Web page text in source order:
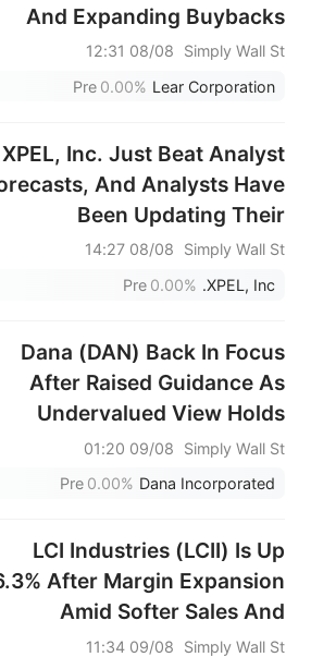
And Expanding Buybacks
And Shelf Plans – Has The
Bull Case Changed?
Simply Wall St
08/08 12:31
Lear Corporation
0.00%
Pre
XPEL, Inc. Just Beat Analyst
And Analysts Have
Been Updating Their
Predictions
Simply Wall St
08/08 14:27
XPEL, Inc.
0.00%
Pre
Dana (DAN) Back In Focus
After Raised Guidance As
Undervalued View Holds
Simply Wall St
09/08 01:20
Dana Incorporated
0.00%
Pre
LCI Industries (LCII) Is Up
After Margin Expansion
Amid Softer Sales And
Lowered Guidance – Has The
Simply Wall St
09/08 11:34